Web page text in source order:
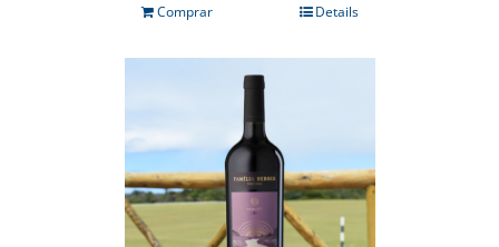
Comprar Details